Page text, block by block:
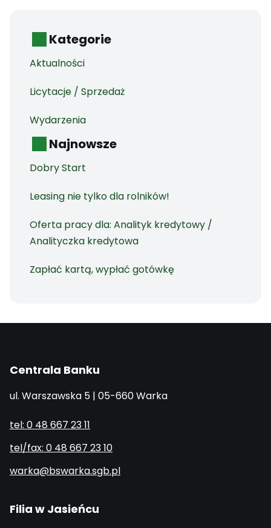
Kategorie
Aktualności
Licytacje / Sprzedaż
Wydarzenia
Najnowsze
Dobry Start
Leasing nie tylko dla rolników!
Oferta pracy dla: Analityk kredytowy /
Analityczka kredytowa
Zapłać kartą, wypłać gotówkę
Centrala Banku
ul. Warszawska 5 | 05-660 Warka
tel: 0 48 667 23 11
tel/fax: 0 48 667 23 10
warka@bswarka.sgb.pl
Filia w Jasieńcu